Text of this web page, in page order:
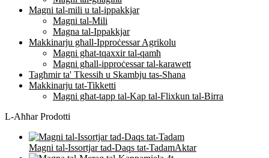
Magni tal-mili u tal-ippakkjar
Magni tal-Mili
Magna tal-Ippakkjar
Makkinarju għall-Ipproċessar Agrikolu
Magni għat-tqaxxir tal-qamħ
Magni għall-ipproċessar tal-karawett
Tagħmir ta' Tkessiħ u Skambju tas-Sħana
Makkinarju tat-Tikketti
Magni għat-tapp tal-Kap tal-Flixkun tal-Birra
L-Aħħar Prodotti
Magni tal-Issortjar tad-Daqs tat-TadamAktar